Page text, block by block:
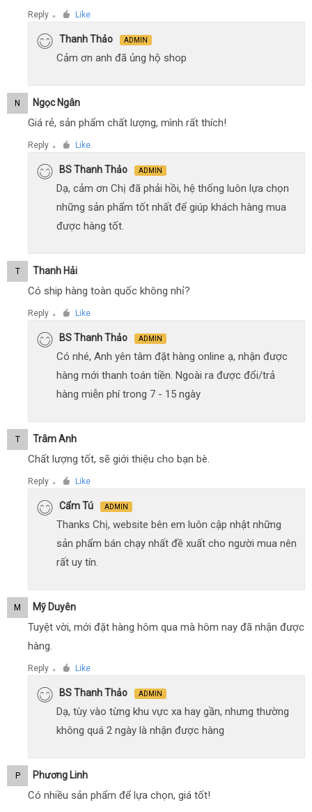
Reply ● Like
Thanh Thảo ADMIN
Cảm ơn anh đã ủng hộ shop
N Ngọc Ngân
Giá rẻ, sản phẩm chất lượng, mình rất thích!
Reply ● Like
BS Thanh Thảo ADMIN
Dạ, cảm ơn Chị đã phải hồi, hệ thống luôn lựa chọn
những sản phẩm tốt nhất để giúp khách hàng mua
được hàng tốt.
T Thanh Hải
Có ship hàng toàn quốc không nhỉ?
Reply ● Like
BS Thanh Thảo ADMIN
Có nhé, Anh yên tâm đặt hàng online ạ, nhận được
hàng mới thanh toán tiền. Ngoài ra được đổi/trả
hàng miễn phí trong 7 - 15 ngày
T Trâm Anh
Chất lượng tốt, sẽ giới thiệu cho bạn bè.
Reply ● Like
Cẩm Tú ADMIN
Thanks Chị, website bên em luôn cập nhật những
sản phẩm bán chạy nhất đề xuất cho người mua nên
rất uy tín.
M Mỹ Duyên
Tuyệt vời, mới đặt hàng hôm qua mà hôm nay đã nhận được
hàng.
Reply ● Like
BS Thanh Thảo ADMIN
Dạ, tùy vào từng khu vực xa hay gần, nhưng thường
không quá 2 ngày là nhận được hàng
P Phương Linh
Có nhiều sản phẩm để lựa chọn, giá tốt!